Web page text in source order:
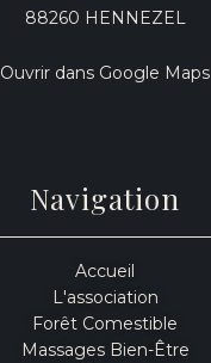
88260 HENNEZEL
Ouvrir dans Google Maps
Navigation
Accueil
L'association
Forêt Comestible
Massages Bien-Être